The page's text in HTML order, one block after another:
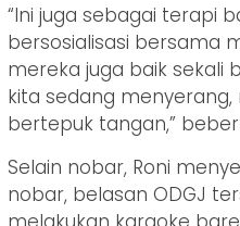
“Ini juga sebagai terapi
bersosialisasi bersama
mereka juga baik sekali
kita sedang
bertepuk tangan,”
Selain nobar, Roni
nobar, belasan ODGJ